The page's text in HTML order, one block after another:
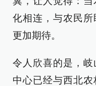
化相连，与农民
更加期待。
令人欣喜的是，
中心已经与西北